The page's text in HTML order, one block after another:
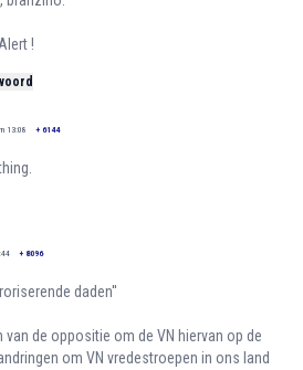
!
13:08 + 6144
+ 8096
daden''
van de oppositie om de VN hiervan op de
om VN vredestroepen in ons land